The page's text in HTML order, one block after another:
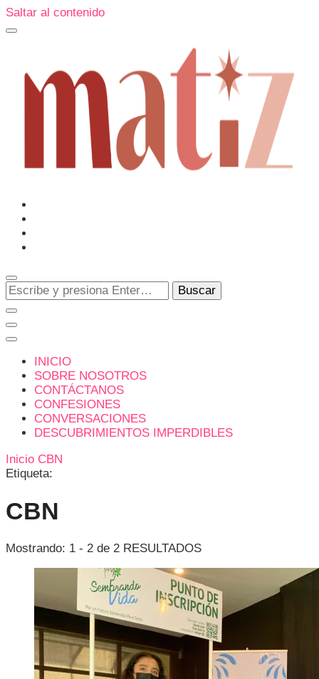
Saltar al contenido
Matiz
Un espacio editorial donde pongo en palabras aquello que
muchos sentimos y pocos sabemos cómo explicar y
donde también compartiré contigo las cosas que me
conmueven, me sorprenden o creo que merecen ser
¿Buscas
algo?
INICIO
SOBRE NOSOTROS
CONTÁCTANOS
CONFESIONES
CONVERSACIONES
DESCUBRIMIENTOS IMPERDIBLES
Inicio CBN
Etiqueta:
CBN
Mostrando: 1 - 2 de 2 RESULTADOS